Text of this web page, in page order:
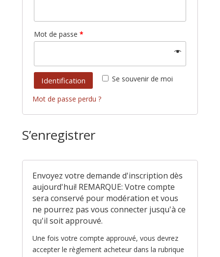
Mot de passe *
Se souvenir de moi
Identification
Mot de passe perdu ?
S’enregistrer
Envoyez votre demande d'inscription dès
aujourd'hui! REMARQUE: Votre compte
sera conservé pour modération et vous
ne pourrez pas vous connecter jusqu'à ce
qu'il soit approuvé.
Une fois votre compte approuvé, vous devrez
accepter le règlement acheteur dans la rubrique